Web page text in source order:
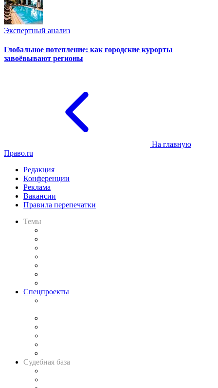
Экспертный анализ
Глобальное потепление: как городские курорты
завоёвывают регионы
На главную
Право.ru
Редакция
Конференции
Реклама
Вакансии
Правила перепечатки
Темы
Спецпроекты
Судебная база